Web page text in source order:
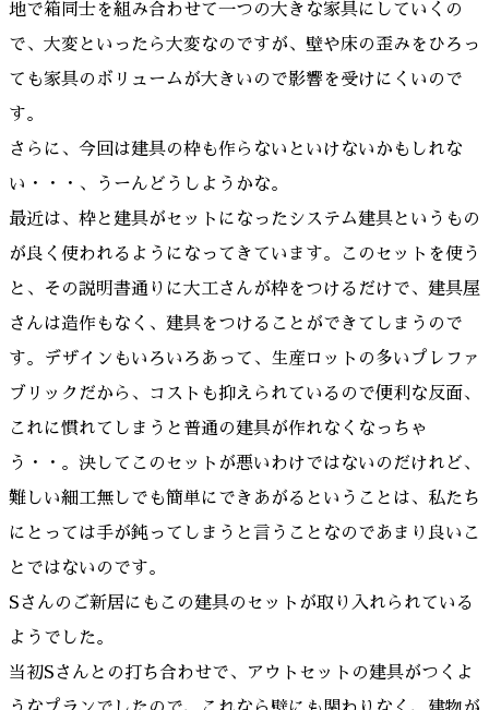
地で箱同士を組み合わせて一つの大きな家具にしていくの
で、大変といったら大変なのですが、壁や床の歪みをひろっ
ても家具のボリュームが大きいので影響を受けにくいので
す。
さらに、今回は建具の枠も作らないといけないかもしれな
い・・・、うーんどうしようかな。
最近は、枠と建具がセットになったシステム建具というもの
が良く使われるようになってきています。このセットを使う
と、その説明書通りに大工さんが枠をつけるだけで、建具屋
さんは造作もなく、建具をつけることができてしまうので
す。デザインもいろいろあって、生産ロットの多いプレファ
ブリックだから、コストも抑えられているので便利な反面、
これに慣れてしまうと普通の建具が作れなくなっちゃ
う・・。決してこのセットが悪いわけではないのだけれど、
難しい細工無しでも簡単にできあがるということは、私たち
にとっては手が鈍ってしまうと言うことなのであまり良いこ
とではないのです。
Sさんのご新居にもこの建具のセットが取り入れられている
ようでした。
当初Sさんとの打ち合わせで、アウトセットの建具がつくよ